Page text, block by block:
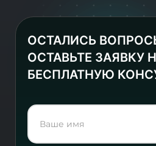
ОСТАЛИСЬ
ОСТАВЬТЕ ЗАЯВКУ
БЕСПЛАТНУЮ